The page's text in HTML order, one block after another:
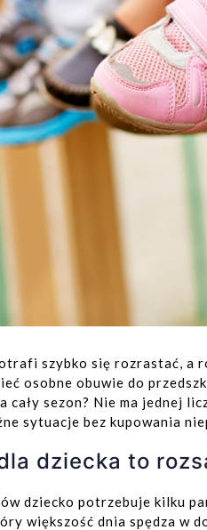
szybko się rozrastać, a
osobne obuwie do
cały sezon? Nie ma jednej
sytuacje bez kupowania
dziecka to
dziecko potrzebuje kilku
większość dnia spędza w